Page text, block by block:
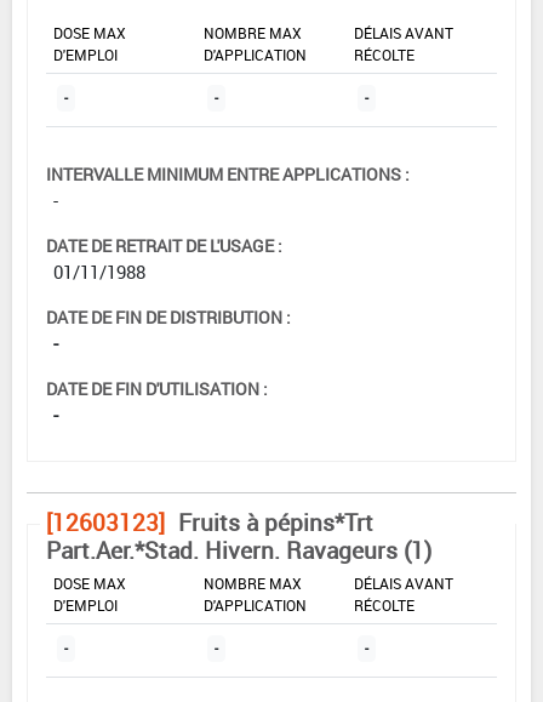
DOSE MAX
D'EMPLOI
NOMBRE MAX
D'APPLICATION
DÉLAIS AVANT
RÉCOLTE
- - -
INTERVALLE MINIMUM ENTRE APPLICATIONS :
-
DATE DE RETRAIT DE L'USAGE :
01/11/1988
DATE DE FIN DE DISTRIBUTION :
-
DATE DE FIN D'UTILISATION :
-
[12603123] Fruits à pépins*Trt
Part.Aer.*Stad. Hivern. Ravageurs (1)
DOSE MAX
D'EMPLOI
NOMBRE MAX
D'APPLICATION
DÉLAIS AVANT
RÉCOLTE
- - -